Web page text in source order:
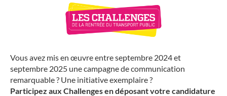
Vous avez mis en œuvre entre septembre 2024 et
septembre 2025 une campagne de communication
remarquable ? Une initiative exemplaire ?
Participez aux Challenges en déposant votre candidature